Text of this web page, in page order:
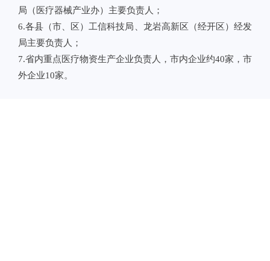
局（医疗器械产业办）主要负责人；
6.各县（市、区）工信科技局、龙岩高新区（经开区）经发
局主要负责人；
7.省内重点医疗物资生产企业负责人，市内企业约40家，市
外企业10家。